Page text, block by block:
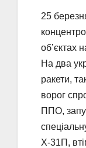
25
об’єктах
На два
ракети,
ворог
ППО,
Х-31П,